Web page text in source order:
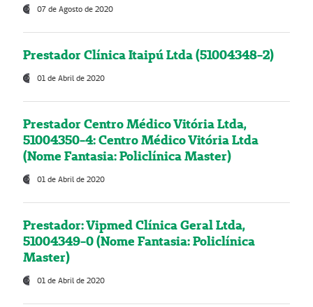
07 de Agosto de 2020
Prestador Clínica Itaipú Ltda (51004348-2)
01 de Abril de 2020
Prestador Centro Médico Vitória Ltda,
51004350-4: Centro Médico Vitória Ltda
(Nome Fantasia: Policlínica Master)
01 de Abril de 2020
Prestador: Vipmed Clínica Geral Ltda,
51004349-0 (Nome Fantasia: Policlínica
Master)
01 de Abril de 2020